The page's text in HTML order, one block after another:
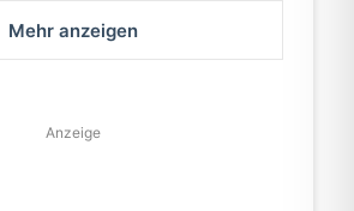
Mehr anzeigen
Anzeige